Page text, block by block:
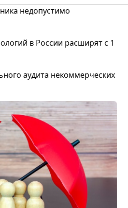
недопустимо
в России расширят с 1
аудита некоммерческих